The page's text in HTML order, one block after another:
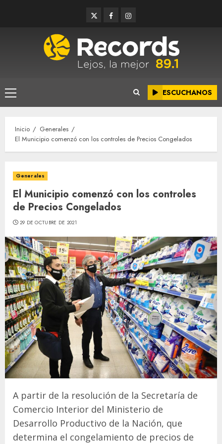
TwitterFacebookInstagram
Menú
principal
ESCUCHANOS
Inicio
Generales
El Municipio comenzó con los controles de Precios Congelados
Generales
El Municipio comenzó con los controles
de Precios Congelados
29 DE OCTUBRE DE 2021
A partir de la resolución de la Secretaría de
Comercio Interior del Ministerio de
Desarrollo Productivo de la Nación, que
determina el congelamiento de precios de